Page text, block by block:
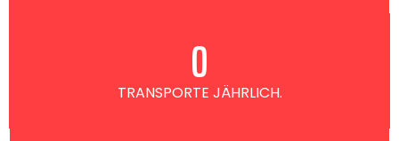
TRANSPORTE JÄHRLICH.
0